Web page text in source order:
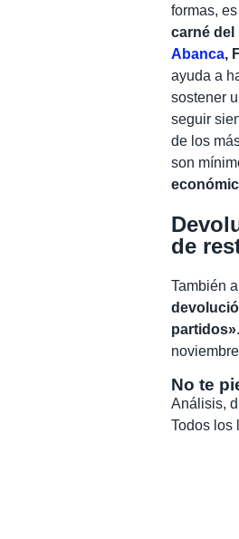
formas,
carné del
Abanca,
ayuda a
sostener
seguir
de los
son
de
También
partidos»
No te
Análisis,
Todos los